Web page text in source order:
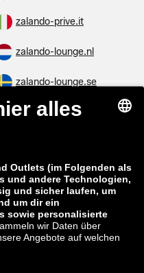
zalando-prive.it
zalando-lounge.nl
zalando-lounge.se
zalando-lounge.dk
zalando-lounge.cz
zalando-lounge.sk
zalando-lounge.hr